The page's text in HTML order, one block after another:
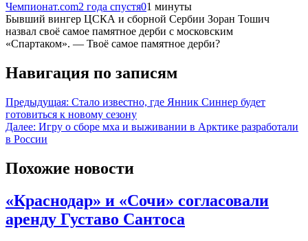
Чемпионат.com2 года спустя01 минуты
Бывший вингер ЦСКА и сборной Сербии Зоран Тошич
назвал своё самое памятное дерби с московским
«Спартаком». — Твоё самое памятное дерби?
Навигация по записям
Предыдущая: Стало известно, где Янник Синнер будет
готовиться к новому сезону
Далее: Игру о сборе мха и выживании в Арктике разработали
в России
Похожие новости
«Краснодар» и «Сочи» согласовали
аренду Густаво Сантоса